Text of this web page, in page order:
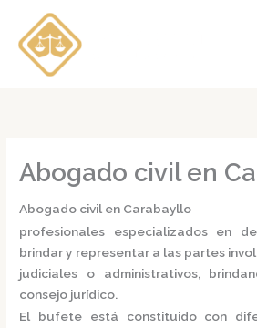
contenido
Abogado civil en
Abogado civil en Carabayllo
profesionales especializados en
brindar y representar a las partes
judiciales o administrativos,
consejo jurídico.
El bufete está constituido con